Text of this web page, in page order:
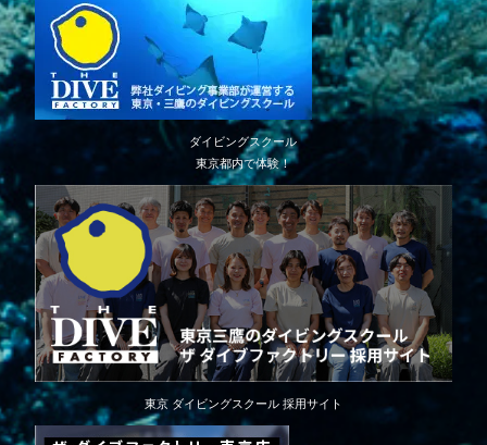
ダイビングスクール
東京都内で体験！
東京 ダイビングスクール 採用サイト